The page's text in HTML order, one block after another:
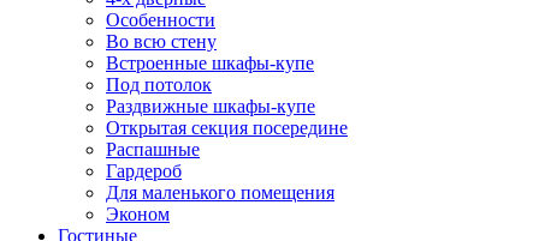
Особенности
Во всю стену
Встроенные шкафы-купе
Под потолок
Раздвижные шкафы-купе
Открытая секция посередине
Распашные
Гардероб
Для маленького помещения
Эконом
Гостиные